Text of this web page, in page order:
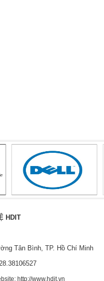
HDIT
Tân Bình, TP. Hồ Chí Minh
http://www.hdit.vn